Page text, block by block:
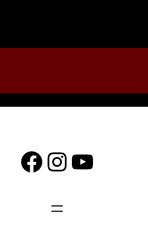
Facebook
Instagram
YouTube